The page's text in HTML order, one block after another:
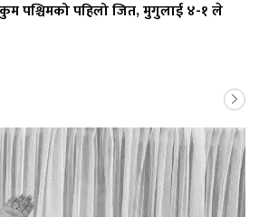
पश्चिमको पहिलो जित, मुगुलाई ४-१ ले